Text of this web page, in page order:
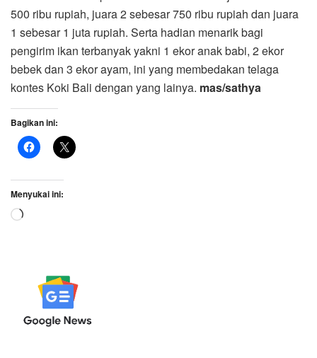
500 ribu rupiah, juara 2 sebesar 750 ribu rupiah dan juara
1 sebesar 1 juta rupiah. Serta hadian menarik bagi
pengirim ikan terbanyak yakni 1 ekor anak babi, 2 ekor
bebek dan 3 ekor ayam, ini yang membedakan telaga
kontes Koki Bali dengan yang lainya. mas/sathya
Bagikan ini:
Menyukai ini:
Memuat...